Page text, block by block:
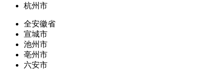
杭州市
全安徽省
宣城市
池州市
亳州市
六安市